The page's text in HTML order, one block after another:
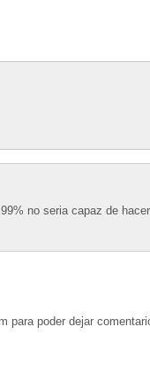
no seria capaz de
para poder dejar